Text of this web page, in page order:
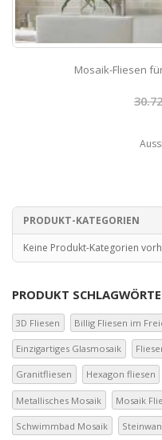
Mosaik-Fliesen
30.72
PRODUKT-KATEGORIEN
Keine Produkt-Kategorien
PRODUKT
3D Fliesen Billig Fliesen im
Einzigartiges Glasmosaik
Granitfliesen Hexagon fliesen
Metallisches Mosaik Mosaik
Schwimmbad Mosaik